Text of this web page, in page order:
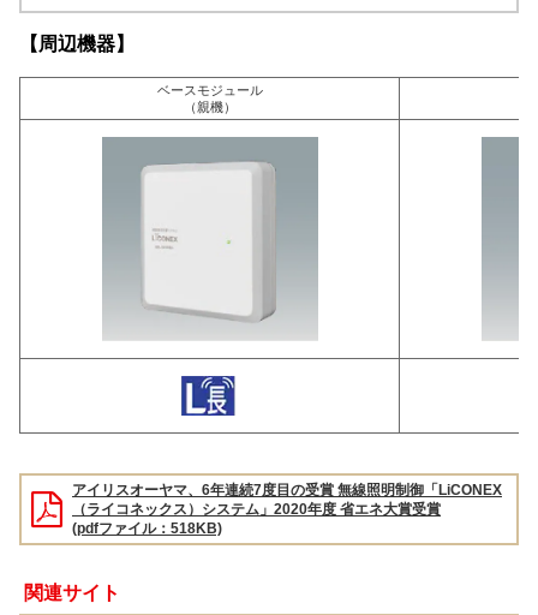
【周辺機器】
ベースモジュール
（親機）
アイリスオーヤマ、6年連続7度目の受賞 無線照明制御「LiCONEX
（ライコネックス）システム」2020年度 省エネ大賞受賞
(pdfファイル：518KB)
関連サイト